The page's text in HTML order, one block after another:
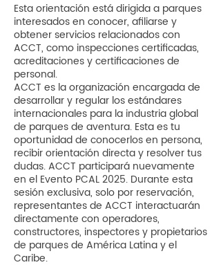
Esta orientación está dirigida a parques
interesados en conocer, afiliarse y
obtener servicios relacionados con
ACCT, como inspecciones certificadas,
acreditaciones y certificaciones de
personal.
ACCT es la organización encargada de
desarrollar y regular los estándares
internacionales para la industria global
de parques de aventura. Esta es tu
oportunidad de conocerlos en persona,
recibir orientación directa y resolver tus
dudas. ACCT participará nuevamente
en el Evento PCAL 2025. Durante esta
sesión exclusiva, solo por reservación,
representantes de ACCT interactuarán
directamente con operadores,
constructores, inspectores y propietarios
de parques de América Latina y el
Caribe.